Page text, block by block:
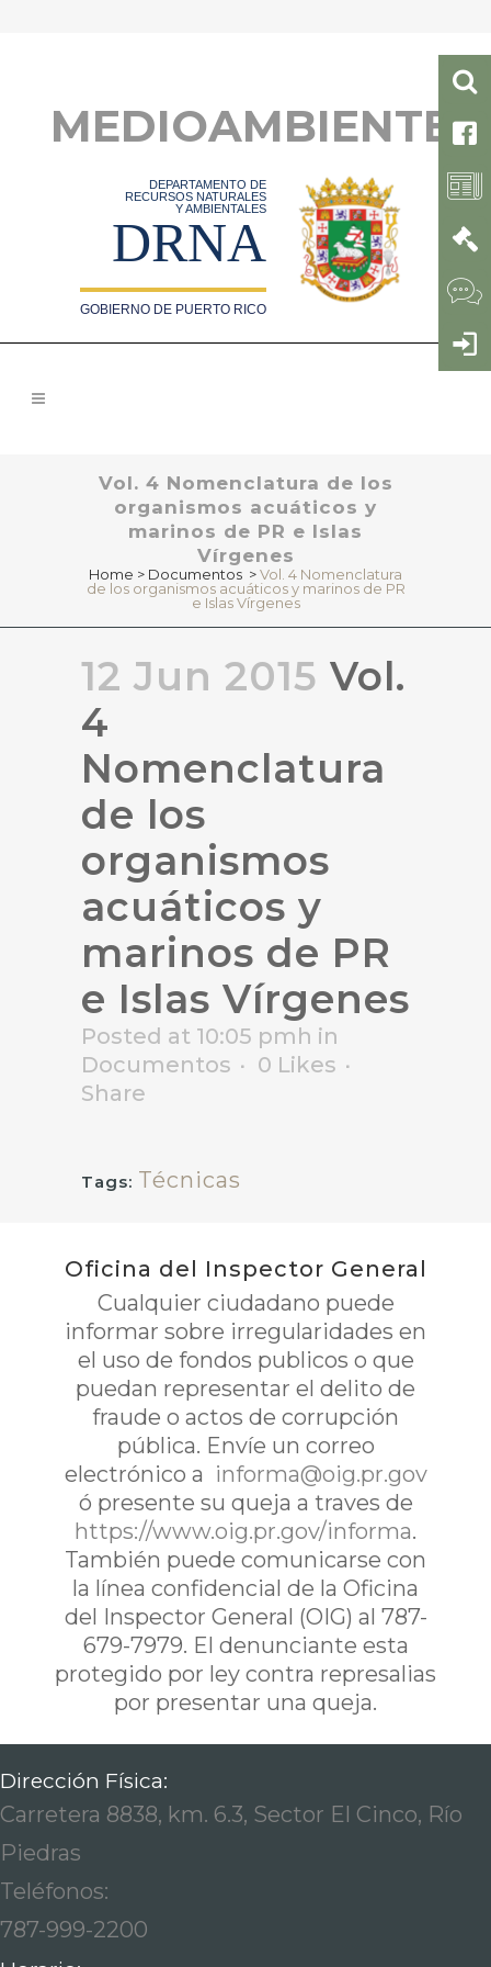
MEDIOAMBIENTE
DEPARTAMENTO DE
RECURSOS NATURALES
Y AMBIENTALES
DRNA
GOBIERNO DE PUERTO RICO
Vol. 4 Nomenclatura de los
organismos acuáticos y
marinos de PR e Islas
Vírgenes
Home > Documentos >Vol. 4 Nomenclatura
de los organismos acuáticos y marinos de PR
e Islas Vírgenes
12 Jun 2015 Vol.
4
Nomenclatura
de los
organismos
acuáticos y
marinos de PR
e Islas Vírgenes
Posted at 10:05 pmh in
Documentos
0 Likes
Share
Tags: Técnicas
Oficina del Inspector General
Cualquier ciudadano puede
informar sobre irregularidades en
el uso de fondos publicos o que
puedan representar el delito de
fraude o actos de corrupción
pública. Envíe un correo
electrónico a informa@oig.pr.gov
ó presente su queja a traves de
https://www.oig.pr.gov/informa.
También puede comunicarse con
la línea confidencial de la Oficina
del Inspector General (OIG) al 787-
679-7979. El denunciante esta
protegido por ley contra represalias
por presentar una queja.
Dirección Física:
Carretera 8838, km. 6.3, Sector El Cinco, Río
Piedras
Teléfonos:
787-999-2200